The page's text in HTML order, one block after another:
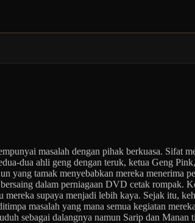
masalah dengan pihak berkuasa. Sifat
dua ahli geng dengan teruk, ketua Geng
tamak menyebabkan mereka menerima
dalam perniagaan DVD cetak rompak.
supaya menjadi lebih kaya. Sejak itu,
masalah yang mana semua kegiatan
sebagai dalangnya namun Sarip dan Manan